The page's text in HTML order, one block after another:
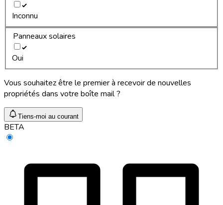
Inconnu
Panneaux solaires
Oui
Vous souhaitez être le premier à recevoir de nouvelles
propriétés dans votre boîte mail ?
Tiens-moi au courant
BETA